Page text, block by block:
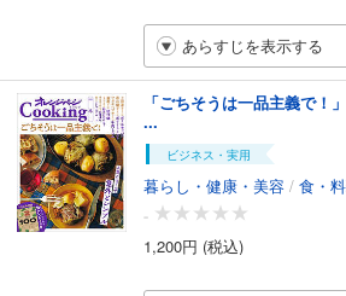
あらすじを表示する
「ごちそうは一品主義で
...
ビジネス・実用
暮らし・健康・美容 / 食・
-
1,200円 (税込)